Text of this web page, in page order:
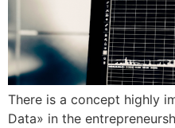
There is a concept highly
Data» in the